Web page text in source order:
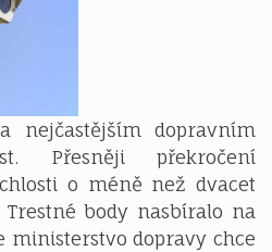
nejčastějším dopravním
Přesněji překročení
o méně než dvacet
body nasbíralo na
dopravy chce